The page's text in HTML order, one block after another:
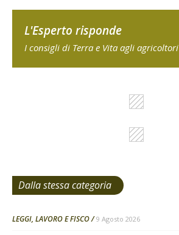
L'Esperto risponde
I consigli di Terra e Vita agli agricoltori
Dalla stessa categoria
LEGGI, LAVORO E FISCO 9 Agosto 2026